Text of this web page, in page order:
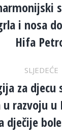
post:
i nosa
Hifa
SLJEDEĆE
Next
post:
za
u razvoju
dječije